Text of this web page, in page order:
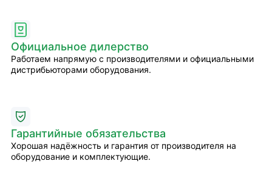
Официальное дилерство
Работаем напрямую с производителями и официальными
дистрибьюторами оборудования.
Гарантийные обязательства
Хорошая надёжность и гарантия от производителя на
оборудование и комплектующие.